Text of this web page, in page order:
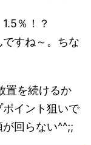
％！？
すね～。ちな
置を続けるか
イント狙いで
回らない^^;;